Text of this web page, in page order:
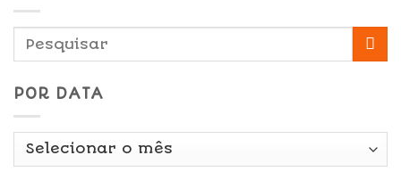
POR DATA
Por